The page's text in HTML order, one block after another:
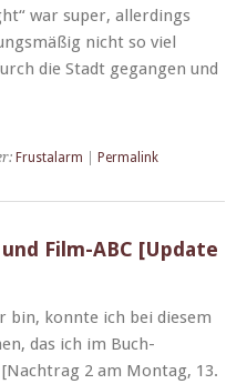
war super, allerd­ings
nicht so viel
die Stadt gegan­gen und
Frustalarm Permalink
Film-ABC [Update
bin, kon­nte ich bei diesem
das ich im Buch­
2 am Mon­tag, 13.